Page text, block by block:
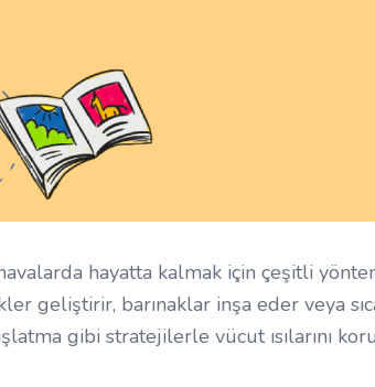
hayatta kalmak için çeşitli
geliştirir, barınaklar inşa eder veya
gibi stratejilerle vücut ısılarını